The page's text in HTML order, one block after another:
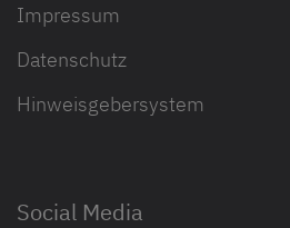
Impressum
Datenschutz
Hinweisgebersystem
Social Media